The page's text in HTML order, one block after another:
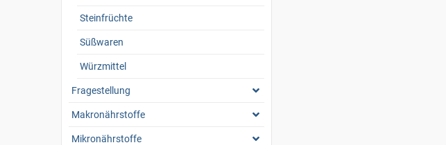
Steinfrüchte
Süßwaren
Würzmittel
Fragestellung
Makronährstoffe
Mikronährstoffe